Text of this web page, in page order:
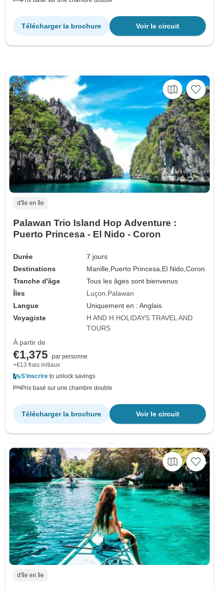
Voir le circuit
Télécharger la brochure
d'île en île
Palawan Trio Island Hop Adventure :
Puerto Princesa - El Nido - Coron
Durée
7 jours
Destinations
Manille, Puerto Princesa, El Nido,Coron
Tranche d'âge
Tous les âges sont bienvenus
Îles
Luçon Palawan
Langue
Uniquement en : Anglais
Voyagiste
H AND H HOLIDAYS TRAVEL AND
TOURS
À partir de
€1,375 par personne
+€13 frais initiaux
S'inscrire to unlock savings
Prix basé sur une chambre double
Voir le circuit
Télécharger la brochure
d'île en île